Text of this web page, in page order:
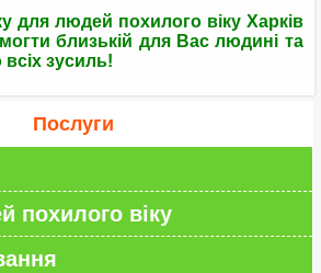
для людей похилого віку Харків
близькій для Вас людині та
зусиль!
Послуги
похилого віку